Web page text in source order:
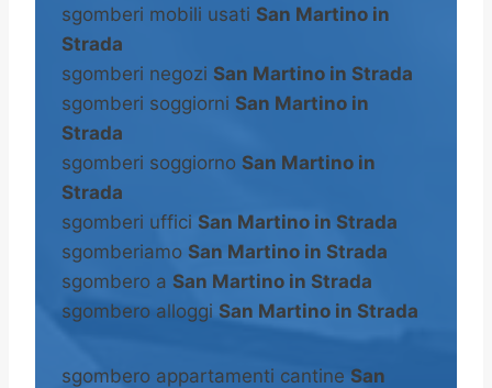
sgomberi mobili usati San Martino in
Strada
sgomberi negozi San Martino in Strada
sgomberi soggiorni San Martino in
Strada
sgomberi soggiorno San Martino in
Strada
sgomberi uffici San Martino in Strada
sgomberiamo San Martino in Strada
sgombero a San Martino in Strada
sgombero alloggi San Martino in Strada
sgombero appartamenti cantine San